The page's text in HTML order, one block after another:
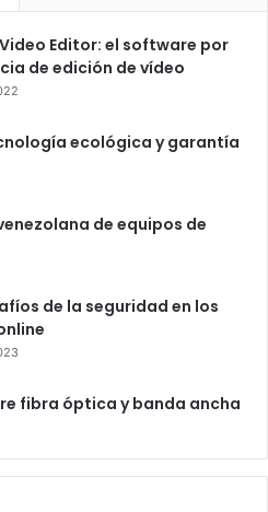
Editor: el software por
de edición de vídeo
ecológica y garantía
de equipos de
de la seguridad en los
fibra óptica y banda ancha